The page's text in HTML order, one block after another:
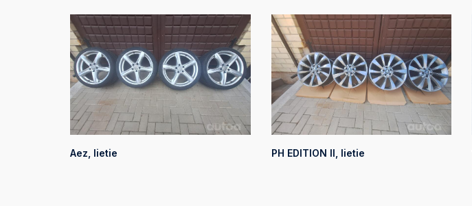
Aez, lietie PH EDITION II, lietie